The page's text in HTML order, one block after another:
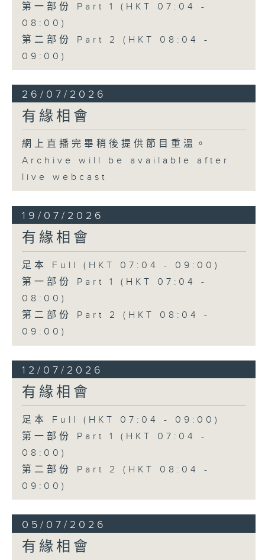
第一部份 Part 1 (HKT 07:04 -
08:00)
第二部份 Part 2 (HKT 08:04 -
09:00)
26/07/2026
有緣相會
網上直播完畢稍後提供節目重溫。
Archive will be available after
live webcast
19/07/2026
有緣相會
足本 Full (HKT 07:04 - 09:00)
第一部份 Part 1 (HKT 07:04 -
08:00)
第二部份 Part 2 (HKT 08:04 -
09:00)
12/07/2026
有緣相會
足本 Full (HKT 07:04 - 09:00)
第一部份 Part 1 (HKT 07:04 -
08:00)
第二部份 Part 2 (HKT 08:04 -
09:00)
05/07/2026
有緣相會